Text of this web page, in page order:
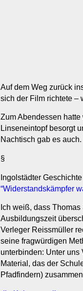
Auf dem Weg zurück
sich der Film richtete –
Zum Abendessen
Linseneintopf besorgt
Nachtisch gab es auch.
§
Ingolstädter
“Widerstandskämpfer
Ich weiß, dass
Ausbildungszeit
Verleger Reissmüller
seine fragwürdigen
unterbinden: Unter uns
Material, das der
Pfadfindern)